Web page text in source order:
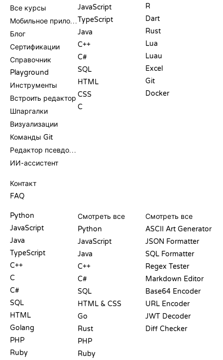
Все курсы
Мобильное приложение
Блог
Сертификации
Справочник
Playground
Инструменты
Встроить редактор
Шпаргалки
Визуализации
Команды Git
Редактор псевдокода
ИИ-ассистент
Контакт
FAQ
JavaScript
TypeScript
Java
C++
C#
SQL
HTML
CSS
C
R
Dart
Rust
Lua
Luau
Excel
Git
Docker
Python
JavaScript
Java
TypeScript
C++
C
C#
SQL
HTML
Golang
PHP
Ruby
Смотреть все
Python
JavaScript
Java
C++
C#
SQL
HTML & CSS
Go
Rust
PHP
Ruby
Смотреть все
ASCII Art Generator
JSON Formatter
SQL Formatter
Regex Tester
Markdown Editor
Base64 Encoder
URL Encoder
JWT Decoder
Diff Checker